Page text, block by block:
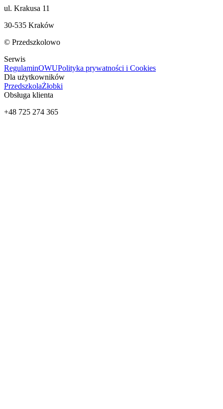
ul. Krakusa 11
30-535 Kraków
© Przedszkolowo
Serwis
RegulaminOWUPolityka prywatności i Cookies
Dla użytkowników
PrzedszkolaŻłobki
Obsługa klienta
+48 725 274 365